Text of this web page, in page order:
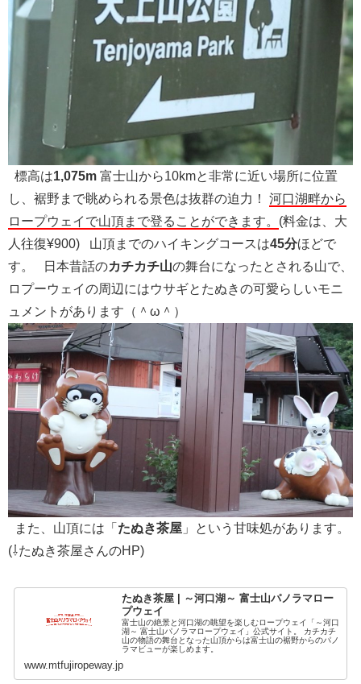
標高は1,075m 富士山から10kmと非常に近い場所に位置
し、裾野まで眺められる景色は抜群の迫力！ 河口湖畔から
ロープウェイで山頂まで登ることができます。 (料金は、大
人往復¥900) 山頂までのハイキングコースは45分ほどで
す。 日本昔話のカチカチ山の舞台になったとされる山で、
ロプーウェイの周辺にはウサギとたぬきの可愛らしいモニ
ュメントがあります（＾ω＾）
また、山頂には「 たぬき茶屋 」という甘味処があります。
(⇩たぬき茶屋さんのHP)
たぬき茶屋 | ～河口湖～ 富士山パノラマロー
プウェイ
富士山の絶景と河口湖の眺望を楽しむロープウェイ「～河口
湖～ 富士山パノラマロープウェイ」公式サイト。 カチカチ
山の物語の舞台となった山頂からは富士山の裾野からのパノ
ラマビューが楽しめます。
www.mtfujiropeway.jp